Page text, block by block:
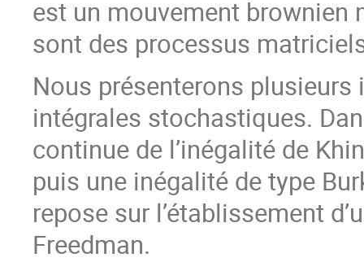
est un mouvement brownien
sont des processus
Nous présenterons
intégrales stochastiques.
continue de l’inégalité de
puis une inégalité de type
repose sur l’établissement
Freedman.